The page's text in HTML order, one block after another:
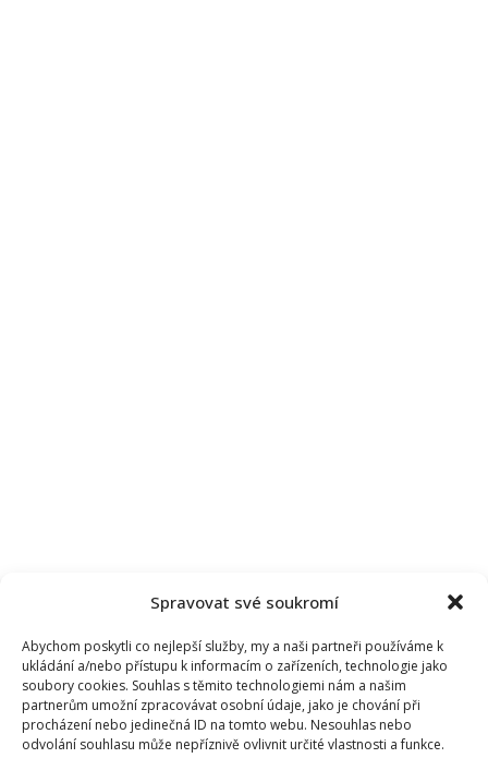
Spravovat své soukromí
Abychom poskytli co nejlepší služby, my a naši partneři používáme k
ukládání a/nebo přístupu k informacím o zařízeních, technologie jako
soubory cookies. Souhlas s těmito technologiemi nám a našim
partnerům umožní zpracovávat osobní údaje, jako je chování při
procházení nebo jedinečná ID na tomto webu. Nesouhlas nebo
odvolání souhlasu může nepříznivě ovlivnit určité vlastnosti a funkce.